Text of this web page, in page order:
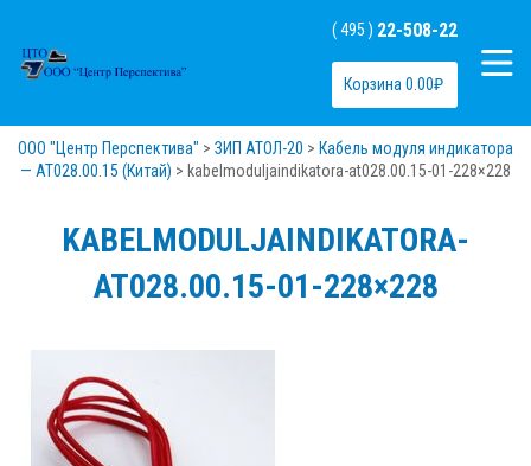
( 495 ) 22-508-22
Корзина 0.00₽
ООО "Центр Перспектива" > ЗИП АТОЛ-20 > Кабель модуля индикатора
— AT028.00.15 (Китай) > kabelmoduljaindikatora-at028.00.15-01-228×228
KABELMODULJAINDIKATORA-
AT028.00.15-01-228×228